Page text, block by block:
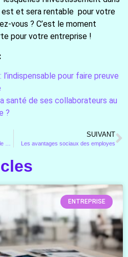
est et sera rentable pour votre
vous ? C’est le moment
pour votre entreprise !
l’indispensable pour faire preuve
santé de ses collaborateurs au
?
SUIVANT
Les avantages sociaux des employes
ENTREPRISE